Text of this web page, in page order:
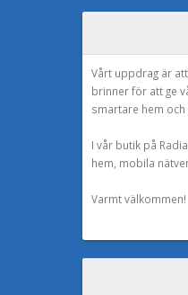
Vårt uppdrag är
brinner för att ge
smartare hem
I vår butik på
hem, mobila
Varmt välkommen!